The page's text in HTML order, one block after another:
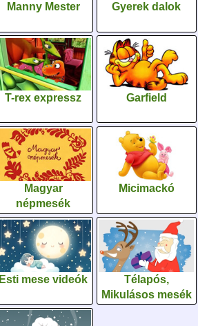
Manny Mester Gyerek dalok
T-rex expressz Garfield
Magyar
népmesék
Micimackó
Esti mese videók
Télapós,
Mikulásos mesék